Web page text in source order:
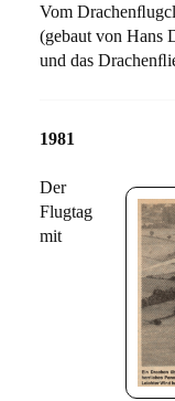
Vom
(gebaut von Hans
und das
1981
Der
Flugtag
mit